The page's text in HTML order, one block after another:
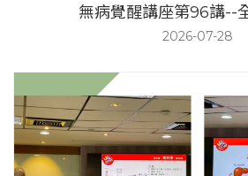
無病覺醒講座第96講--
2026-07-28